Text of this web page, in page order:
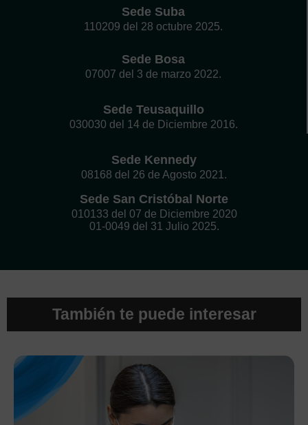
Sede Suba
110209 del 28 octubre 2025.
Sede Bosa
07007 del 3 de marzo 2022.
Sede Teusaquillo
030030 del 14 de Diciembre 2016.
Sede Kennedy
08168 del 26 de Agosto 2021.
Sede San Cristóbal Norte
010133 del 07 de Diciembre 2020
01-0049 del 31 Julio 2025.
También te puede interesar